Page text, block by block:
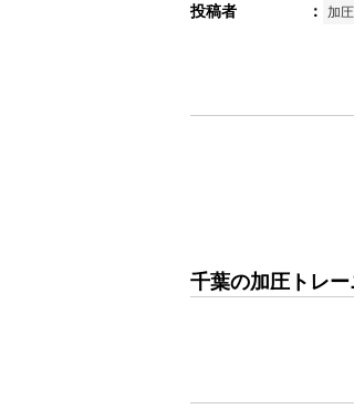
投稿者 ： 加
千葉の加圧トレ